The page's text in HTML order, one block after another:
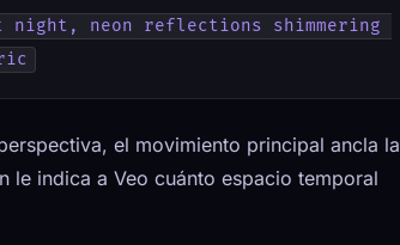
neon reflections shimmering
el movimiento principal ancla la
le indica a Veo cuánto espacio temporal